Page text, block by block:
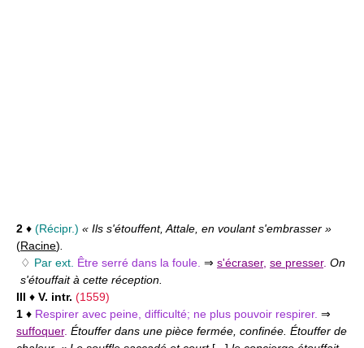
2 ♦ (Récipr.) « Ils s'étouffent, Attale, en voulant s'embrasser »
(Racine)
♢ Par ext. Être serré dans la foule. ⇒ s'écraser, se presser. On
s'étouffait à cette réception.
III ♦ V. intr. (1559)
1 ♦ Respirer avec peine, difficulté; ne plus pouvoir respirer. ⇒
suffoquer. Étouffer dans une pièce fermée, confinée. Étouffer de